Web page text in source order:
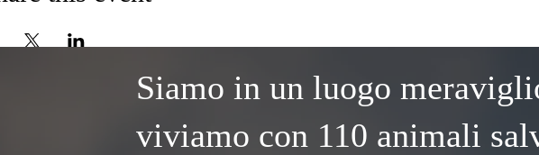
Siamo in un luogo
viviamo con 110 animali